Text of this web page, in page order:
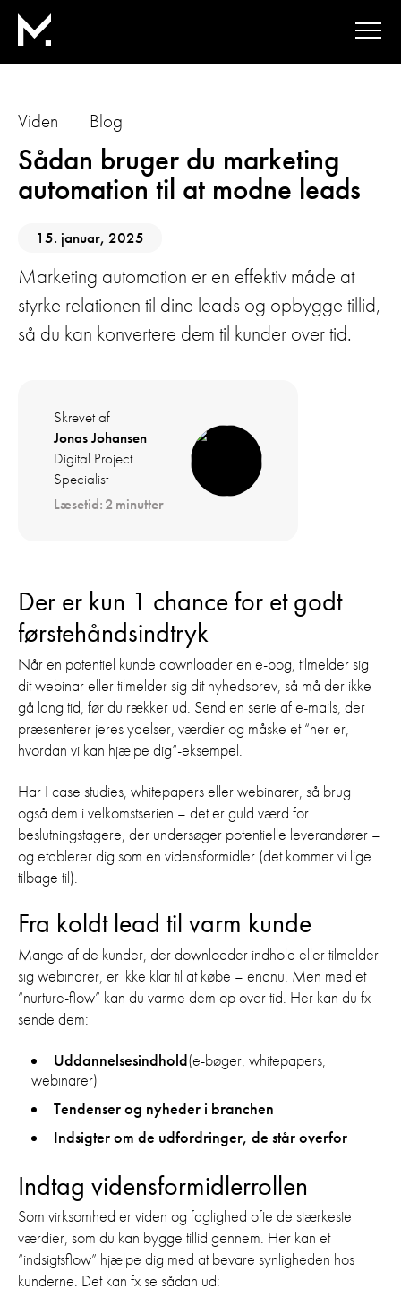
Viden Blog
Sådan bruger du marketing
automation til at modne leads
15. januar, 2025
Marketing automation er en effektiv måde at
styrke relationen til dine leads og opbygge tillid,
så du kan konvertere dem til kunder over tid.
Skrevet af
Jonas Johansen
Digital Project
Specialist
Læsetid:2 minutter
Der er kun 1 chance for et godt
førstehåndsindtryk
Når en potentiel kunde downloader en e-bog, tilmelder sig
dit webinar eller tilmelder sig dit nyhedsbrev, så må der ikke
gå lang tid, før du rækker ud. Send en serie af e-mails, der
præsenterer jeres ydelser, værdier og måske et “her er,
hvordan vi kan hjælpe dig”-eksempel.
Har I case studies, whitepapers eller webinarer, så brug
også dem i velkomstserien – det er guld værd for
beslutningstagere, der undersøger potentielle leverandører –
og etablerer dig som en vidensformidler (det kommer vi lige
tilbage til).
Fra koldt lead til varm kunde
Mange af de kunder, der downloader indhold eller tilmelder
sig webinarer, er ikke klar til at købe – endnu. Men med et
“nurture-flow” kan du varme dem op over tid. Her kan du fx
sende dem:
Uddannelsesindhold(e-bøger, whitepapers,
webinarer)
Tendenser og nyheder i branchen
Indsigter om de udfordringer, de står overfor
Indtag vidensformidlerrollen
Som virksomhed er viden og faglighed ofte de stærkeste
værdier, som du kan bygge tillid gennem. Her kan et
“indsigtsflow” hjælpe dig med at bevare synligheden hos
kunderne. Det kan fx se sådan ud: